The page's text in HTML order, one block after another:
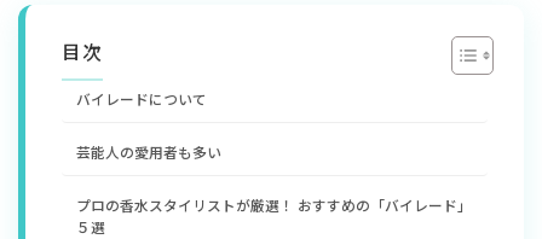
目次
バイレードについて
芸能人の愛用者も多い
プロの香水スタイリストが厳選！ おすすめの「バイレード」
５選